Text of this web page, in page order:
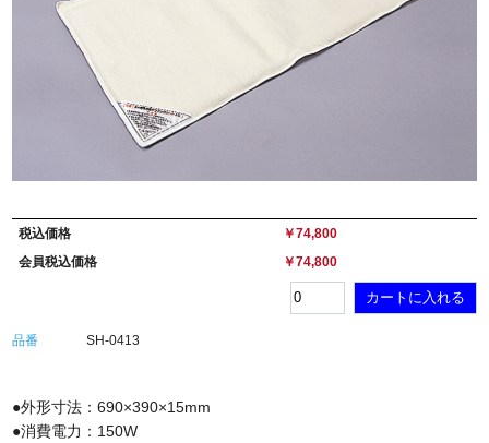
税込価格
￥74,800
会員税込価格
￥74,800
品番 SH-0413
●外形寸法：690×390×15mm
●消費電力：150W